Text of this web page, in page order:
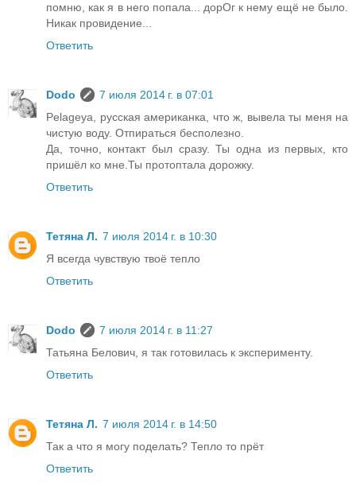
помню, как я в него попала... дорОг к нему ещё не было.
Никак провидение...
Ответить
Dodo
7 июля 2014 г. в 07:01
Pelageya, русская американка, что ж, вывела ты меня на
чистую воду. Отпираться бесполезно.
Да, точно, контакт был сразу. Ты одна из первых, кто
пришёл ко мне.Ты протоптала дорожку.
Ответить
Тетяна Л. 7 июля 2014 г. в 10:30
Я всегда чувствую твоё тепло
Ответить
Dodo
7 июля 2014 г. в 11:27
Татьяна Белович, я так готовилась к эксперименту.
Ответить
Тетяна Л. 7 июля 2014 г. в 14:50
Так а что я могу поделать? Тепло то прёт
Ответить